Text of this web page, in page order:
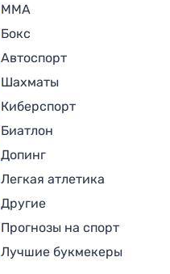
MMA
Бокс
Автоспорт
Шахматы
Киберспорт
Биатлон
Допинг
Легкая атлетика
Другие
Прогнозы на спорт
Лучшие букмекеры